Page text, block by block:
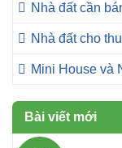
Nhà đất cần
Nhà đất cho
Mini House và
Bài viết mới